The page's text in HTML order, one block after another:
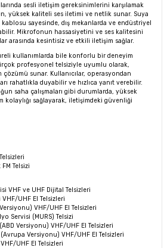
sesli iletişim gereksinimlerini karşılamak
yüksek kaliteli ses iletimi ve netlik sunar. Suya
kablosu sayesinde, dış mekanlarda ve endüstriyel
Mikrofonun hassasiyetini ve ses kalitesini
arasında kesintisiz ve etkili iletişim sağlar.
kullanımlarda bile konforlu bir deneyim
profesyonel telsiziyle uyumlu olarak,
sunar. Kullanıcılar, operasyondan
rahatlıkla duyabilir ve hızlıca yanıt verebilir.
saha çalışmaları gibi durumlarda, yüksek
kolaylığı sağlayarak, iletişimdeki güvenliği
Telsizi
VHF ve UHF Dijital Telsizleri
UHF El Telsizleri
VHF/UHF El Telsizleri
Servisi (MURS) Telsizi
Versiyonu) VHF/UHF El Telsizleri
Versiyonu) VHF/UHF El Telsizleri
UHF El Telsizleri